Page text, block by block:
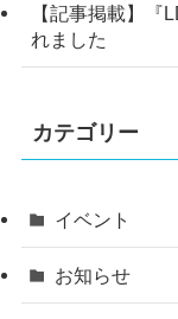
【記事掲載】『
れました
カテゴリー
イベント
お知らせ